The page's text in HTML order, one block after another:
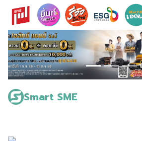
Skip
content
Smart SME
Search
for: